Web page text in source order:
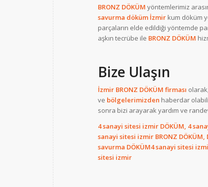
BRONZ DÖKÜM yöntemlerimiz
savurma döküm İzmir kum döküm
parçaların elde edildiği yöntemde
aşkın tecrübe ile BRONZ DÖKÜM
Bize Ulaşın
İzmir BRONZ DÖKÜM firması
ve bölgelerimizden haberdar
sonra bizi arayarak yardım ve
4 sanayi sitesi izmir DÖKÜM, 4
sanayi sitesi izmir BRONZ
savurma DÖKÜM4 sanayi sitesi
sitesi izmir